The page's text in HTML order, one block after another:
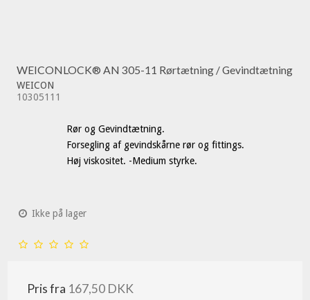
WEICONLOCK® AN 305-11 Rørtætning / Gevindtætning
WEICON
10305111
Rør og Gevindtætning.
Forsegling af gevindskårne rør og fittings.
Høj viskositet. -Medium styrke.
Ikke på lager
Pris fra 167,50 DKK